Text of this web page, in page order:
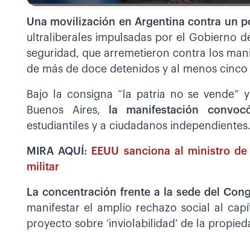
Una movilización en Argentina contra un
ultraliberales impulsadas por el Gobierno
seguridad, que arremetieron contra los
de más de doce detenidos y al menos cinco
Bajo la consigna “la patria no se vende”
Buenos Aires, la manifestación
estudiantiles y a ciudadanos independientes.
MIRA AQUÍ:
EEUU sanciona al ministro
militar
La concentración frente a la sede del
manifestar el amplio rechazo social al
proyecto sobre ‘inviolabilidad’ de la